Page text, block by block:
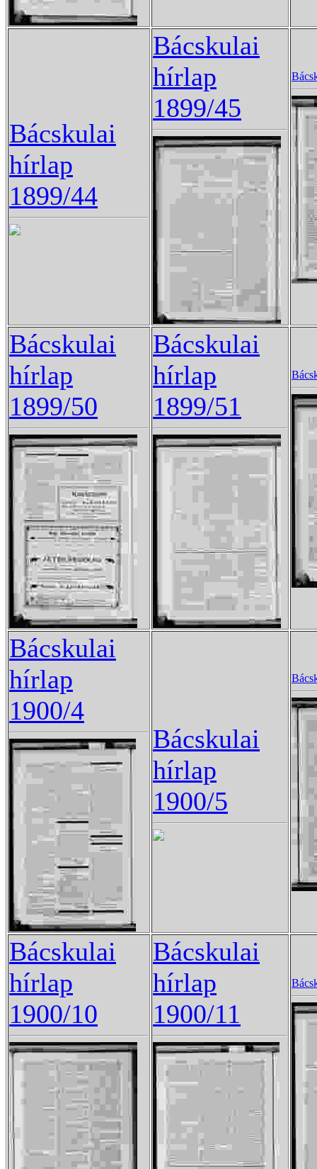
Bácskulai
hírlap
1899/44
Bácskulai
hírlap
1899/45
Bácskulai
hírlap
1899/50
Bácskulai
hírlap
1899/51
Bácskulai
hírlap
1900/4
Bácskulai
hírlap
1900/5
Bácskulai
hírlap
1900/10
Bácskulai
hírlap
1900/11